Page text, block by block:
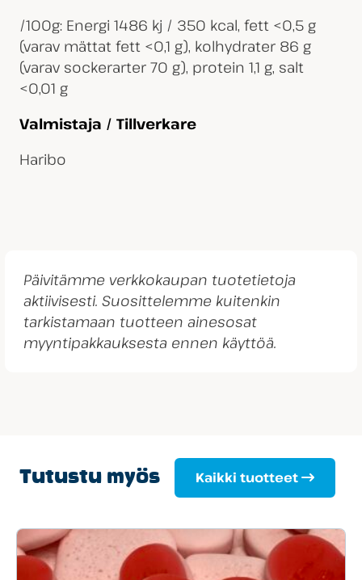
/100g: Energi 1486 kj / 350 kcal, fett <0,5 g
(varav mättat fett <0,1 g), kolhydrater 86 g
(varav sockerarter 70 g), protein 1,1 g, salt
<0,01 g
Valmistaja / Tillverkare
Haribo
Päivitämme verkkokaupan tuotetietoja
aktiivisesti. Suosittelemme kuitenkin
tarkistamaan tuotteen ainesosat
myyntipakkauksesta ennen käyttöä.
Tutustu myös Kaikki tuotteet